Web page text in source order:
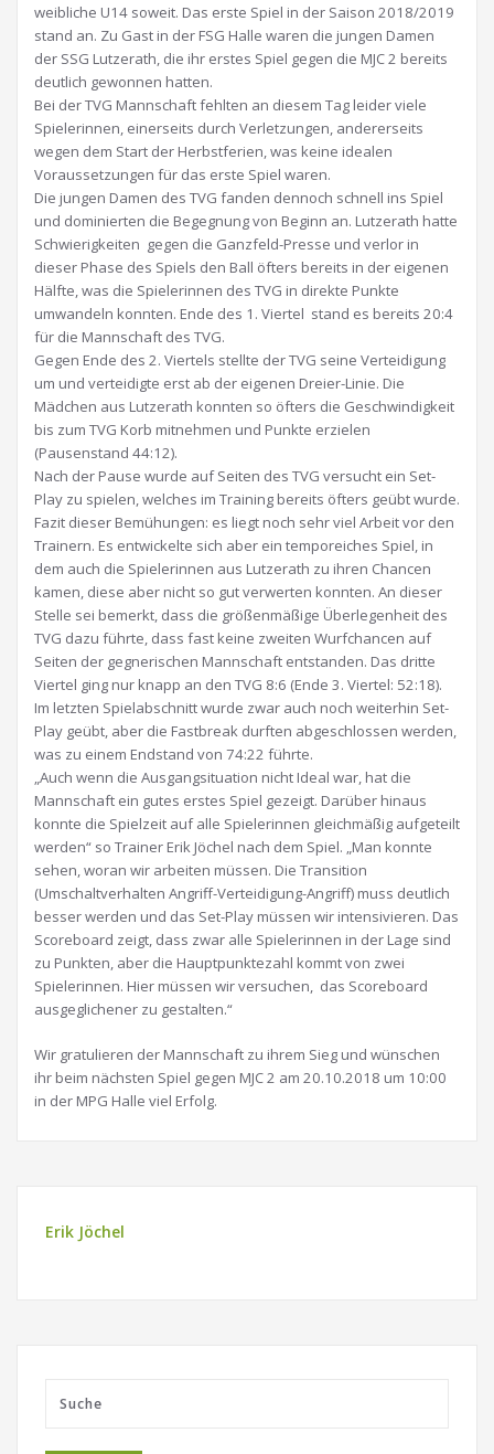
weibliche U14 soweit. Das erste Spiel in der Saison 2018/2019
stand an. Zu Gast in der FSG Halle waren die jungen Damen
der SSG Lutzerath, die ihr erstes Spiel gegen die MJC 2 bereits
deutlich gewonnen hatten.
Bei der TVG Mannschaft fehlten an diesem Tag leider viele
Spielerinnen, einerseits durch Verletzungen, andererseits
wegen dem Start der Herbstferien, was keine idealen
Voraussetzungen für das erste Spiel waren.
Die jungen Damen des TVG fanden dennoch schnell ins Spiel
und dominierten die Begegnung von Beginn an. Lutzerath hatte
Schwierigkeiten gegen die Ganzfeld-Presse und verlor in
dieser Phase des Spiels den Ball öfters bereits in der eigenen
Hälfte, was die Spielerinnen des TVG in direkte Punkte
umwandeln konnten. Ende des 1. Viertel stand es bereits 20:4
für die Mannschaft des TVG.
Gegen Ende des 2. Viertels stellte der TVG seine Verteidigung
um und verteidigte erst ab der eigenen Dreier-Linie. Die
Mädchen aus Lutzerath konnten so öfters die Geschwindigkeit
bis zum TVG Korb mitnehmen und Punkte erzielen
(Pausenstand 44:12).
Nach der Pause wurde auf Seiten des TVG versucht ein Set-
Play zu spielen, welches im Training bereits öfters geübt wurde.
Fazit dieser Bemühungen: es liegt noch sehr viel Arbeit vor den
Trainern. Es entwickelte sich aber ein temporeiches Spiel, in
dem auch die Spielerinnen aus Lutzerath zu ihren Chancen
kamen, diese aber nicht so gut verwerten konnten. An dieser
Stelle sei bemerkt, dass die größenmäßige Überlegenheit des
TVG dazu führte, dass fast keine zweiten Wurfchancen auf
Seiten der gegnerischen Mannschaft entstanden. Das dritte
Viertel ging nur knapp an den TVG 8:6 (Ende 3. Viertel: 52:18).
Im letzten Spielabschnitt wurde zwar auch noch weiterhin Set-
Play geübt, aber die Fastbreak durften abgeschlossen werden,
was zu einem Endstand von 74:22 führte.
„Auch wenn die Ausgangsituation nicht Ideal war, hat die
Mannschaft ein gutes erstes Spiel gezeigt. Darüber hinaus
konnte die Spielzeit auf alle Spielerinnen gleichmäßig aufgeteilt
werden“ so Trainer Erik Jöchel nach dem Spiel. „Man konnte
sehen, woran wir arbeiten müssen. Die Transition
(Umschaltverhalten Angriff-Verteidigung-Angriff) muss deutlich
besser werden und das Set-Play müssen wir intensivieren. Das
Scoreboard zeigt, dass zwar alle Spielerinnen in der Lage sind
zu Punkten, aber die Hauptpunktezahl kommt von zwei
Spielerinnen. Hier müssen wir versuchen, das Scoreboard
ausgeglichener zu gestalten.“
Wir gratulieren der Mannschaft zu ihrem Sieg und wünschen
ihr beim nächsten Spiel gegen MJC 2 am 20.10.2018 um 10:00
in der MPG Halle viel Erfolg.
Erik Jöchel